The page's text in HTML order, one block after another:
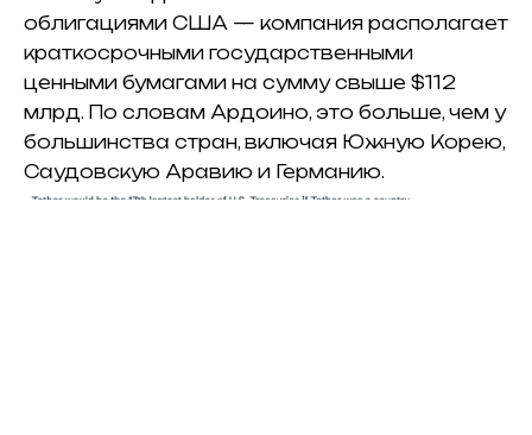
облигациями США — компания располагает
краткосрочными государственными
ценными бумагами на сумму свыше $112
млрд. По словам Ардоино, это больше, чем у
большинства стран, включая Южную Корею,
Саудовскую Аравию и Германию.